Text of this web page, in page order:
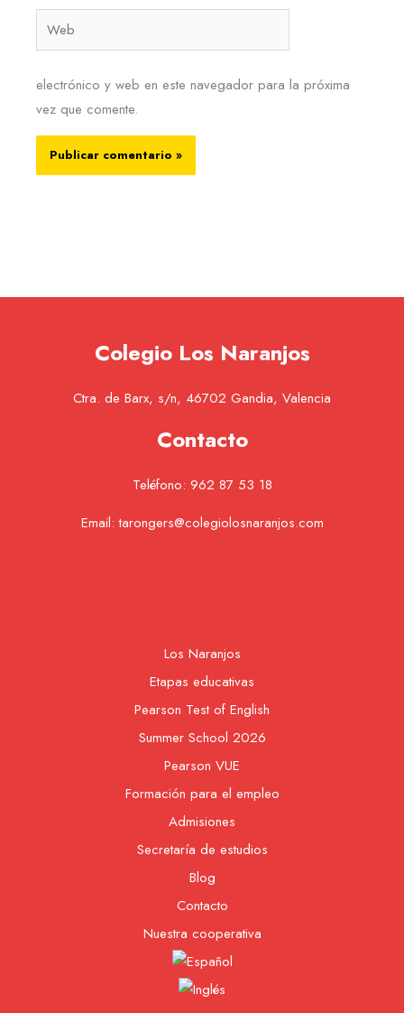
electrónico y web en este navegador para la próxima
vez que comente.
Colegio Los Naranjos
Ctra. de Barx, s/n, 46702 Gandia, Valencia
Contacto
Teléfono: 962 87 53 18
Email:tarongers@colegiolosnaranjos.com
Los Naranjos
Etapas educativas
Pearson Test of English
Summer School 2026
Pearson VUE
Formación para el empleo
Admisiones
Secretaría de estudios
Blog
Contacto
Nuestra cooperativa